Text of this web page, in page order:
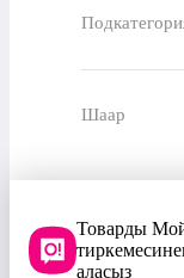
Шаар
Товарды
аласыз